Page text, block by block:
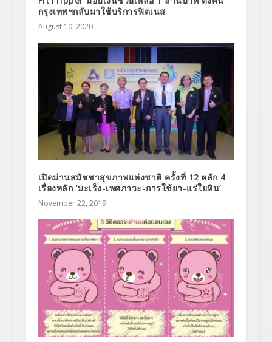
กรุงเทพฯกลับมาใช้บริการฟิตเนส
August 10, 2020
เปิดม่านสมัชชาสุขภาพแห่งชาติ ครั้งที่ 12 ผลัก 4
เรื่องหลัก ‘มะเร็ง-เพศภาวะ-การใช้ยา-แร่ใยหิน’
November 22, 2019